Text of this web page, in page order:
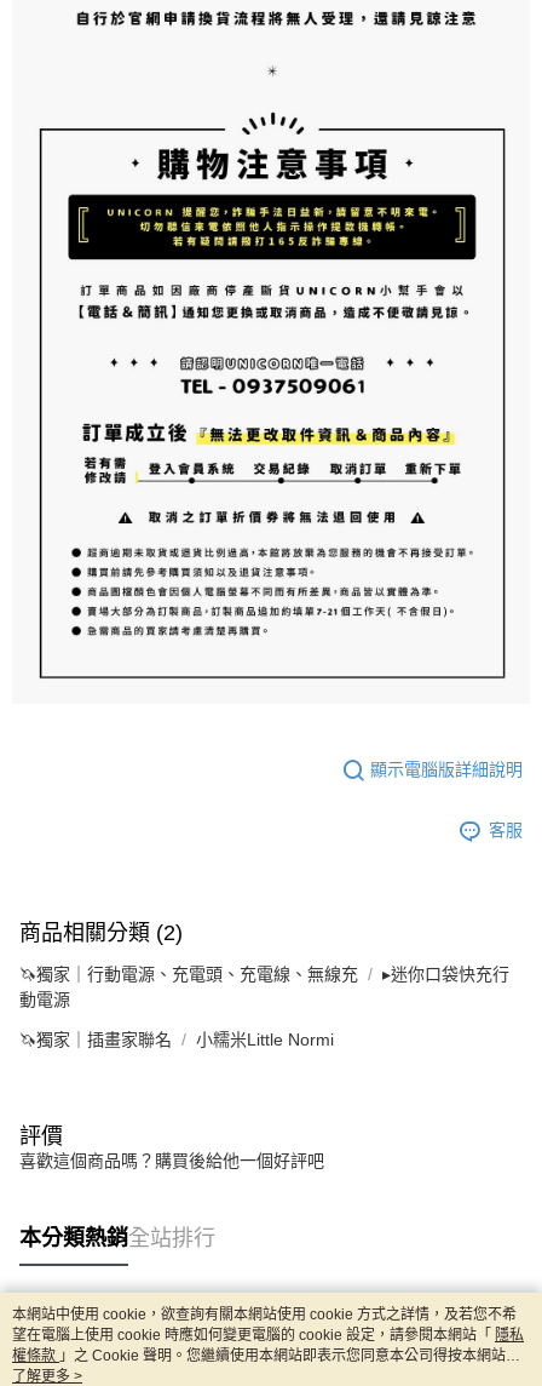
顯示電腦版詳細說明
客服
商品相關分類 (2)
🦄獨家｜行動電源、充電頭、充電線、無線充
▸迷你口袋快充行
動電源
🦄獨家｜插畫家聯名 小糯米Little Normi
評價
喜歡這個商品嗎？購買後給他一個好評吧
本分類熱銷全站排行
熱門標籤
本網站中使用 cookie，欲查詢有關本網站使用 cookie 方式之詳情，及若您不希
望在電腦上使用 cookie 時應如何變更電腦的 cookie 設定，請參閱本網站「 隱私
權條款 」之 Cookie 聲明。您繼續使用本網站即表示您同意本公司得按本網站使
用條款之 Cookie 聲明使用 cookie。
了解更多 >